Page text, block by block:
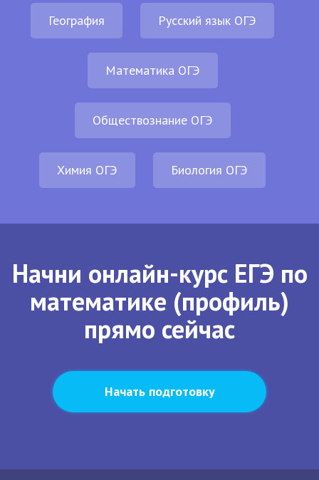
География Русский язык ОГЭ
Математика ОГЭ
Обществознание ОГЭ
Химия ОГЭ Биология ОГЭ
Начни онлайн-курс ЕГЭ по
математике (профиль)
прямо сейчас
Начать подготовку